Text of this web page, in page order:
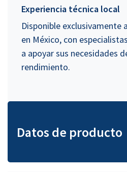
Experiencia técnica local
Disponible exclusivamente
en México, con
a apoyar sus necesidades
rendimiento.
Datos de producto